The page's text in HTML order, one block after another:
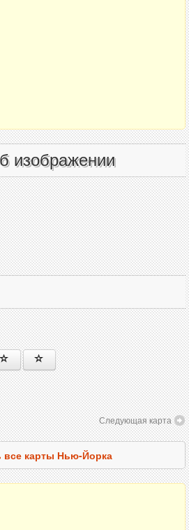
изображении
Следующая карта
все карты Нью-Йорка